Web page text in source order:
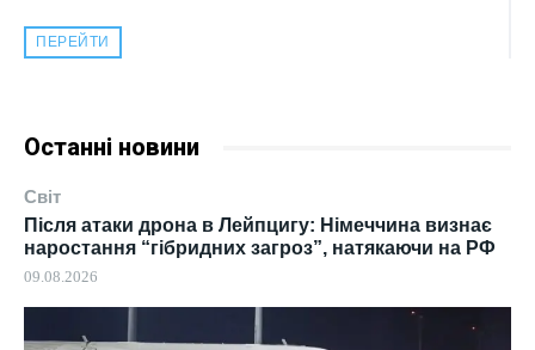
ПЕРЕЙТИ
Останні новини
Світ
Після атаки дрона в Лейпцигу: Німеччина визнає
наростання “гібридних загроз”, натякаючи на РФ
09.08.2026